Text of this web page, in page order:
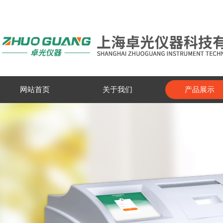
网站首页 关于我们 产品展示